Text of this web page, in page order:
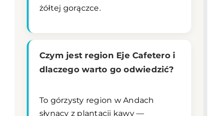
żółtej gorączce.
Czym jest region Eje Cafetero i
dlaczego warto go odwiedzić?
To górzysty region w Andach
słynący z plantacji kawy —